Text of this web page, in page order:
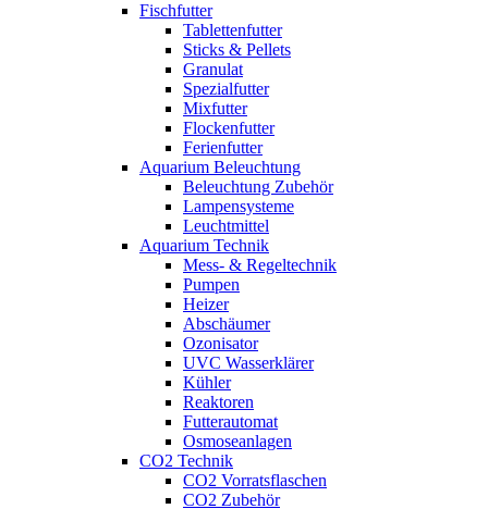
Fischfutter
Tablettenfutter
Sticks & Pellets
Granulat
Spezialfutter
Mixfutter
Flockenfutter
Ferienfutter
Aquarium Beleuchtung
Beleuchtung Zubehör
Lampensysteme
Leuchtmittel
Aquarium Technik
Mess- & Regeltechnik
Pumpen
Heizer
Abschäumer
Ozonisator
UVC Wasserklärer
Kühler
Reaktoren
Futterautomat
Osmoseanlagen
CO2 Technik
CO2 Vorratsflaschen
CO2 Zubehör